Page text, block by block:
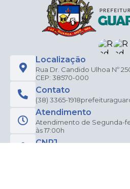
Localização
Rua Dr. Candido Ulhoa Nº
CEP: 38570-000
Contato
(38) 3365-1918
Atendimento
Atendimento de Segunda-
às 17:00h
CNPJ